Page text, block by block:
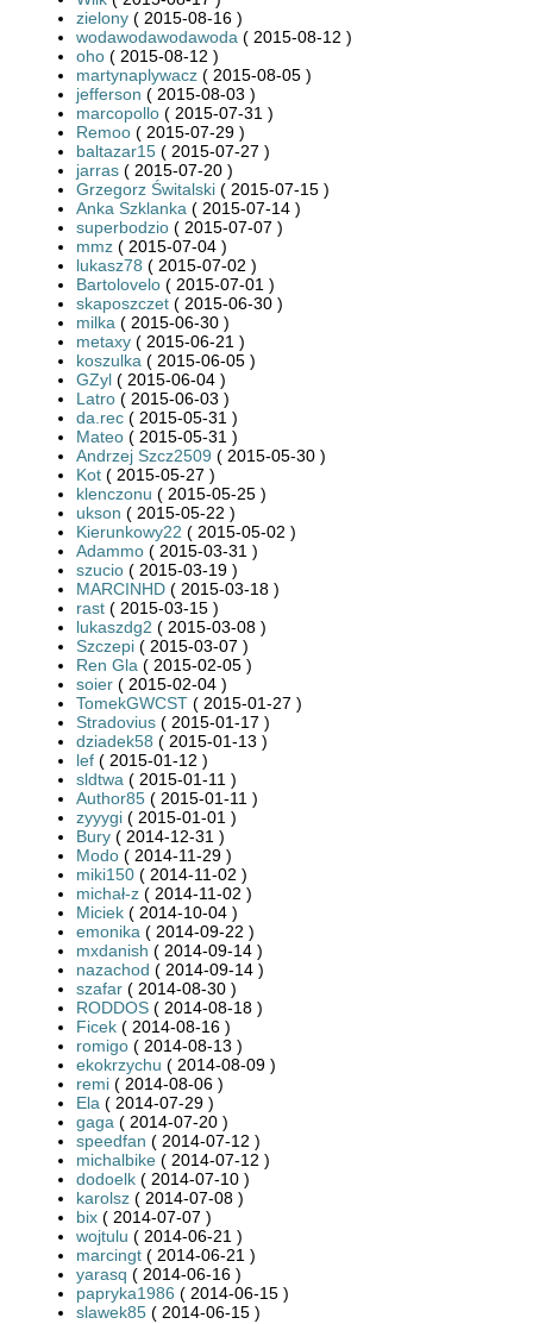
zielony ( 2015-08-16 )
wodawodawodawoda ( 2015-08-12 )
oho ( 2015-08-12 )
martynaplywacz ( 2015-08-05 )
jefferson ( 2015-08-03 )
marcopollo ( 2015-07-31 )
Remoo ( 2015-07-29 )
baltazar15 ( 2015-07-27 )
jarras ( 2015-07-20 )
Grzegorz Świtalski ( 2015-07-15 )
Anka Szklanka ( 2015-07-14 )
superbodzio ( 2015-07-07 )
mmz ( 2015-07-04 )
lukasz78 ( 2015-07-02 )
Bartolovelo ( 2015-07-01 )
skaposzczet ( 2015-06-30 )
milka ( 2015-06-30 )
metaxy ( 2015-06-21 )
koszulka ( 2015-06-05 )
GZyl ( 2015-06-04 )
Latro ( 2015-06-03 )
da.rec ( 2015-05-31 )
Mateo ( 2015-05-31 )
Andrzej Szcz2509 ( 2015-05-30 )
Kot ( 2015-05-27 )
klenczonu ( 2015-05-25 )
ukson ( 2015-05-22 )
Kierunkowy22 ( 2015-05-02 )
Adammo ( 2015-03-31 )
szucio ( 2015-03-19 )
MARCINHD ( 2015-03-18 )
rast ( 2015-03-15 )
lukaszdg2 ( 2015-03-08 )
Szczepi ( 2015-03-07 )
Ren Gla ( 2015-02-05 )
soier ( 2015-02-04 )
TomekGWCST ( 2015-01-27 )
Stradovius ( 2015-01-17 )
dziadek58 ( 2015-01-13 )
lef ( 2015-01-12 )
sldtwa ( 2015-01-11 )
Author85 ( 2015-01-11 )
zyyygi ( 2015-01-01 )
Bury ( 2014-12-31 )
Modo ( 2014-11-29 )
miki150 ( 2014-11-02 )
michał-z ( 2014-11-02 )
Miciek ( 2014-10-04 )
emonika ( 2014-09-22 )
mxdanish ( 2014-09-14 )
nazachod ( 2014-09-14 )
szafar ( 2014-08-30 )
RODDOS ( 2014-08-18 )
Ficek ( 2014-08-16 )
romigo ( 2014-08-13 )
ekokrzychu ( 2014-08-09 )
remi ( 2014-08-06 )
Ela ( 2014-07-29 )
gaga ( 2014-07-20 )
speedfan ( 2014-07-12 )
michalbike ( 2014-07-12 )
dodoelk ( 2014-07-10 )
karolsz ( 2014-07-08 )
bix ( 2014-07-07 )
wojtulu ( 2014-06-21 )
marcingt ( 2014-06-21 )
yarasq ( 2014-06-16 )
papryka1986 ( 2014-06-15 )
slawek85 ( 2014-06-15 )